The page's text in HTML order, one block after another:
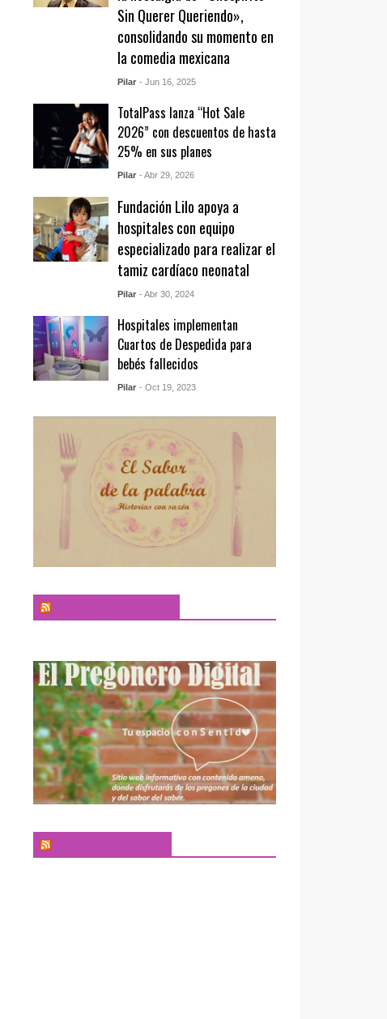
Sin Querer Queriendo»,
consolidando su momento en
la comedia mexicana
Pilar - Jun 16, 2025
TotalPass lanza “Hot Sale
2026” con descuentos de hasta
25% en sus planes
Pilar - Abr 29, 2026
Fundación Lilo apoya a
hospitales con equipo
especializado para realizar el
tamiz cardíaco neonatal
Pilar - Abr 30, 2024
Hospitales implementan
Cuartos de Despedida para
bebés fallecidos
Pilar - Oct 19, 2023